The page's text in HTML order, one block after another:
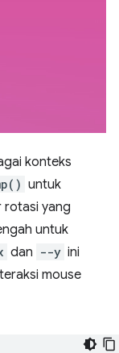
konteks
untuk
rotasi yang
untuk
dan --y ini
mouse